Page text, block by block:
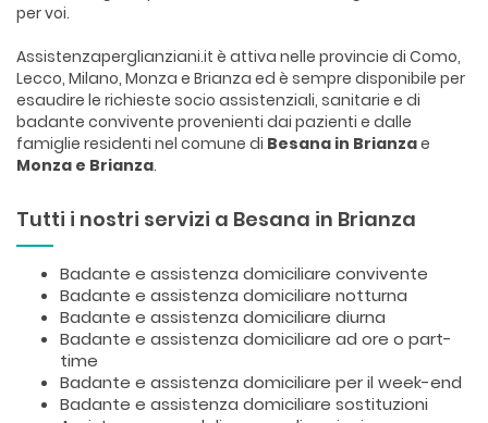
per voi.
Assistenzaperglianziani.it è attiva nelle provincie di Como,
Lecco, Milano, Monza e Brianza ed è sempre disponibile per
esaudire le richieste socio assistenziali, sanitarie e di
badante convivente provenienti dai pazienti e dalle
famiglie residenti nel comune di Besana in Brianzae
Monza e Brianza.
Tutti i nostri servizi a Besana in Brianza
Badante e assistenza domiciliare convivente
Badante e assistenza domiciliare notturna
Badante e assistenza domiciliare diurna
Badante e assistenza domiciliare ad ore o part-
time
Badante e assistenza domiciliare per il week-end
Badante e assistenza domiciliare sostituzioni